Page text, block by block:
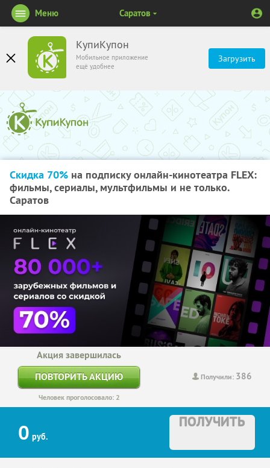
КупиКупон
Мобильное приложение
ещё удобнее
Загрузить
Меню Саратов
Скидка 70% на подписку онлайн-кинотеатра FLEX:
фильмы, сериалы, мультфильмы и не только.
Саратов
Получили: 386
Акция завершилась
ПОВТОРИТЬ АКЦИЮ
Человек проголосовало: 2
0 руб.
ПОЛУЧИТЬ